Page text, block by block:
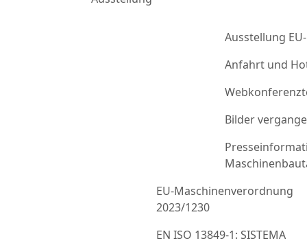
Ausstellung
Anfahrt und
Bilder
EU-Maschinenverordnung
2023/1230
EN ISO 13849-1: SISTEMA